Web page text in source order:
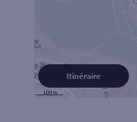
Itinéraire